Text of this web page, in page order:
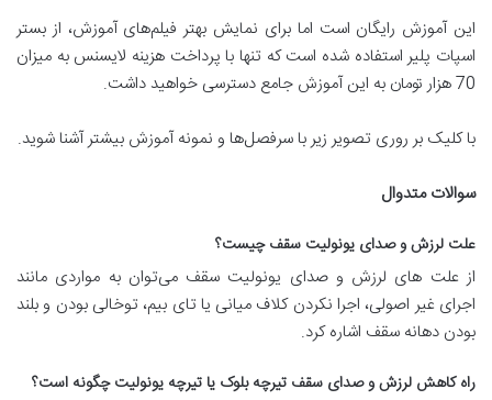
این آموزش رایگان است اما برای نمایش بهتر فیلم‌های آموزش، از بستر
اسپات پلیر استفاده شده است که تنها با پرداخت هزینه لایسنس به میزان
70 هزار تومان به این آموزش جامع دسترسی خواهید داشت.
با کلیک بر روری تصویر زیر با سرفصل‌ها و نمونه آموزش بیشتر آشنا شوید.
سوالات متدوال
علت لرزش و صدای یونولیت سقف چیست؟
از علت های لرزش و صدای یونولیت سقف می‌توان به مواردی مانند
اجرای غیر اصولی، اجرا نکردن کلاف میانی یا تای بیم، توخالی بودن و بلند
بودن دهانه سقف اشاره کرد.
راه کاهش لرزش و صدای سقف تیرچه بلوک یا تیرچه یونولیت چگونه است؟